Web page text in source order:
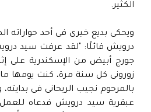
الكثير.
ويحكى بديع خيرى فى أحد حواراته
درويش قائلًا: "لقد عرفت سيد
جورج أبيض من الإسكندرية على
زورونى كل سنة مرة، كنت يومها
بالمرحوم نجيب الريحانى فى
عبقرية سيد درويش فدعاه